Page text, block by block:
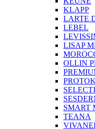
KLAPP
LARTE
LEBEL
LISAP
OLLIN
SMART
TEANA